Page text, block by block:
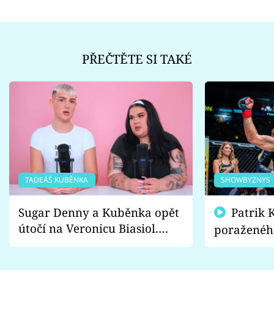
PŘEČTĚTE SI TAKÉ
TADEÁŠ KUBĚNKA
Sugar Denny a Kuběnka opět
útočí na Veronicu Biasiol.
Proč je podle nich falešná a
SHOWBYZNYS
fanoušci